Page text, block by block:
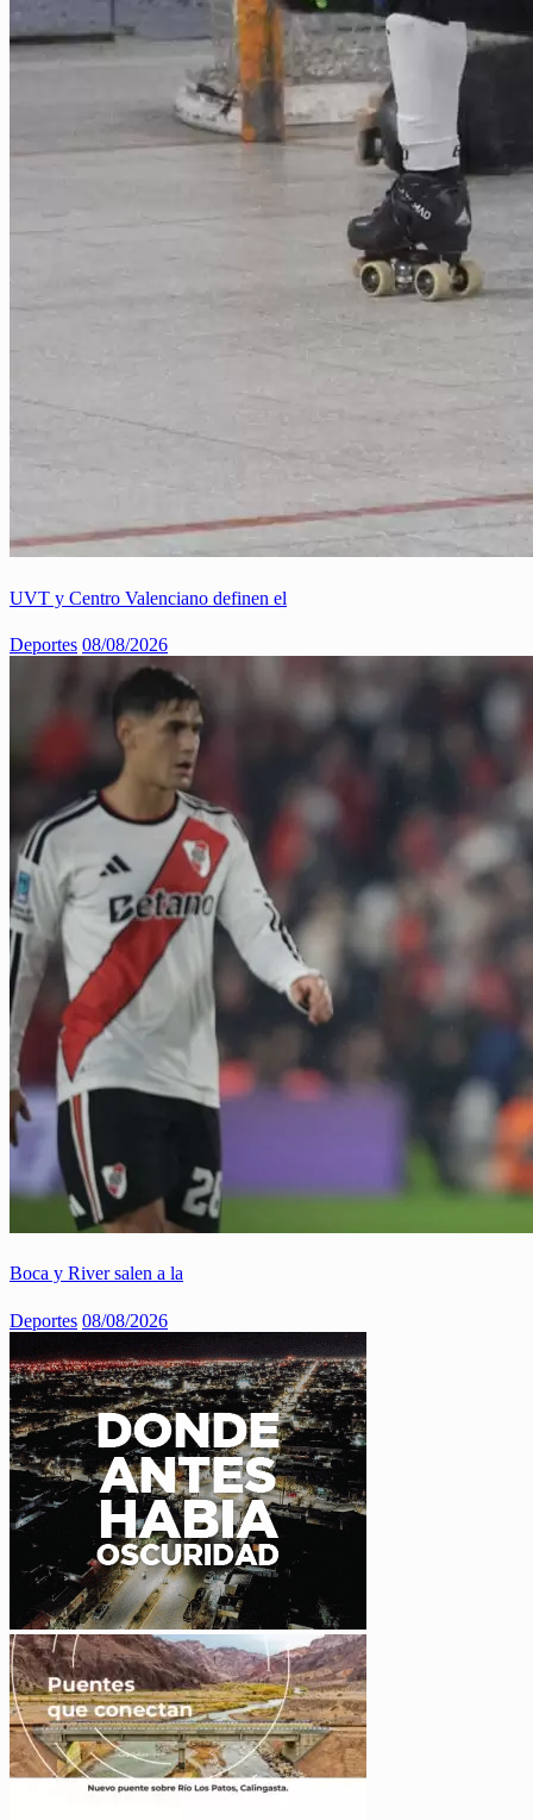
UVT y Centro Valenciano definen el
Deportes 08/08/2026
Boca y River salen a la
Deportes 08/08/2026